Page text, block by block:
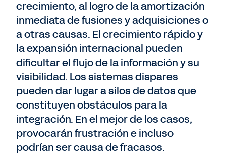
crecimiento, al logro de la amortización
inmediata de fusiones y adquisiciones o
a otras causas. El crecimiento rápido y
la expansión internacional pueden
dificultar el flujo de la información y su
visibilidad. Los sistemas dispares
pueden dar lugar a silos de datos que
constituyen obstáculos para la
integración. En el mejor de los casos,
provocarán frustración e incluso
podrían ser causa de fracasos.